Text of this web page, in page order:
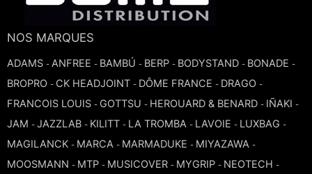
NOS MARQUES
ADAMS - ANFREE - BAMBÚ - BERP - BODYSTAND - BONADE -
BROPRO - CK HEADJOINT - DÔME FRANCE - DRAGO -
FRANCOIS LOUIS - GOTTSU - HEROUARD & BENARD - IÑAKI -
JAM - JAZZLAB - KILITT - LA TROMBA - LAVOIE - LUXBAG -
MAGILANCK - MARCA - MARMADUKE - MIYAZAWA -
MOOSMANN - MTP - MUSICOVER - MYGRIP - NEOTECH -